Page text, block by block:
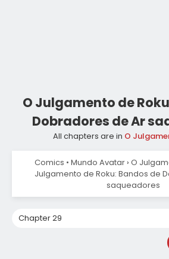
O Julgamento de
Dobradores de Ar
All chapters are in O
Comics • Mundo Avatar › O
Julgamento de Roku: Bandos de
saqueadores